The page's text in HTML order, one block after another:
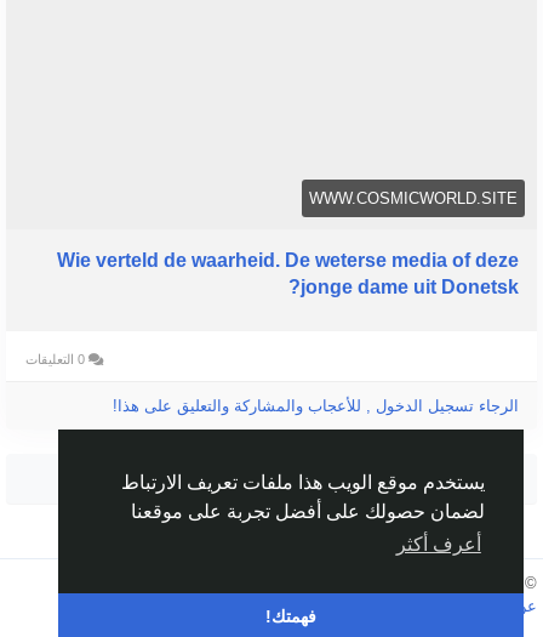
يستخدم موقع الويب هذا ملفات تعريف الارتباط
لضمان حصولك على أفضل تجربة على موقعنا
أعرف أكثر
فهمتك!
WWW.COSMICWORLD.SITE
Wie verteld de waarheid. De weterse media of deze
jonge dame uit Donetsk?
الرجاء تسجيل الدخول , للأعجاب والمشاركة والتعليق على هذا!
شاهد المزيد
© 2026 Humans and Slaves
عن
الشروط اتصل بنا